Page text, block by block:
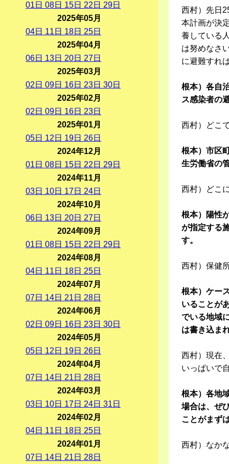
西村）先日
本計画が決
養している
は努めなさ
に避難すれ
根本）各自
ス感染者の
西村）どこ
根本）市区
生労働省の
西村）どこ
根本）陽性
が指定する
す。
西村）保健
根本）ケー
いることが
でいる地域
は書き込ま
西村）現在
いっぱいで
根本）各地
場合は、ぜ
ことがまず
西村）なか
01 日 08日 15日 22 日 29日
2025年05月
04日 11 日 18日 25日
2025年04月
06日 13日 20日 27日
2025年03月
02 日 09日 16日 23日 30日
2025年02月
02 日 09日 16日 23日
2025年01月
05日 12 日 19日 26日
2024年12月
01 日 08日 15日 22 日 29日
2024年11月
03日 10日 17日 24日
2024年10月
06日 13日 20日 27日
2024年09月
01 日 08日 15日 22 日 29日
2024年08月
04日 11 日 18日 25日
2024年07月
07日 14日 21 日 28日
2024年06月
02 日 09日 16日 23日 30日
2024年05月
05日 12 日 19日 26日
2024年04月
07日 14日 21 日 28日
2024年03月
03日 10日 17日 24日 31 日
2024年02月
04日 11 日 18日 25日
2024年01月
07日 14日 21 日 28日